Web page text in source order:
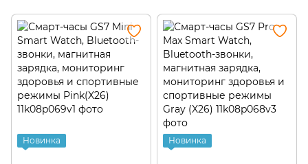
Подарки и сувениры
Офис, школа, книги, творчество
Товары для бизнеса Амуниция
Новинка Новинка